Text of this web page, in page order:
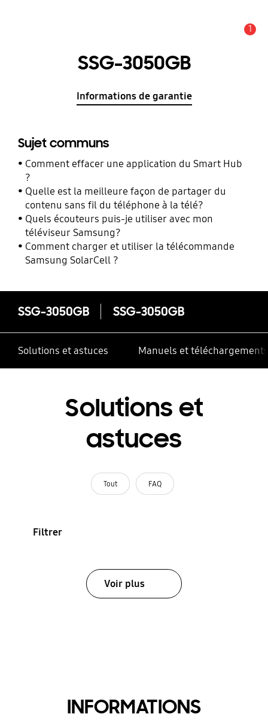
1
SSG-3050GB
Informations de garantie
Sujet communs
Comment effacer une application du Smart Hub
?
Quelle est la meilleure façon de partager du
contenu sans fil du téléphone à la télé?
Quels écouteurs puis-je utiliser avec mon
téléviseur Samsung?
Comment charger et utiliser la télécommande
Samsung SolarCell ?
SSG-3050GB SSG-3050GB
Solutions et astuces Manuels et téléchargements
Solutions et
astuces
Tout FAQ
Filtrer
Voir plus
INFORMATIONS